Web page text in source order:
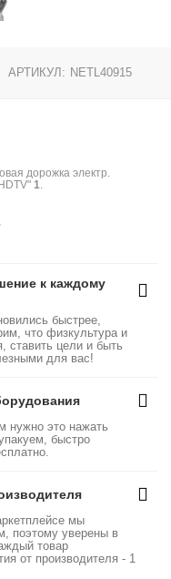
АРТИКУЛ: NETL40915
дорожка электр.
1.
к каждому
быстрее,
что физкультура и
ставить цели и быть
для вас!
нужно это нажать
быстро
мы
поэтому уверены в
товар
от производителя - 1